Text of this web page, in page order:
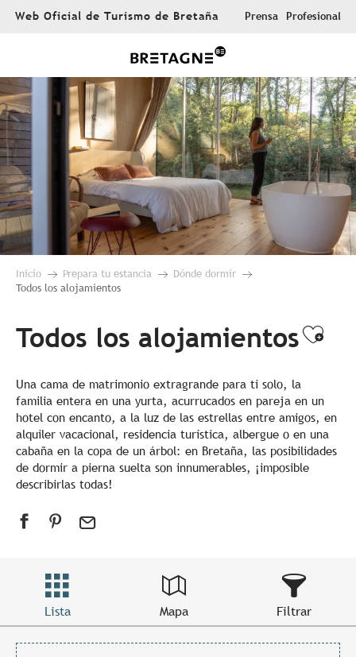
AllerWeb Oficial de Turismo de Bretaña Prensa Profesional
Inicio Prepara tu estancia
Dónde dormir
Todos los alojamientos
Todos los alojamientos
Una cama de matrimonio extragrande para ti solo, la
familia entera en una yurta, acurrucados en pareja en un
hotel con encanto, a la luz de las estrellas entre amigos, en
alquiler vacacional, residencia turística, albergue o en una
cabaña en la copa de un árbol: en Bretaña, las posibilidades
de dormir a pierna suelta son innumerables, ¡imposible
describirlas todas!
Lista Mapa Filtrar